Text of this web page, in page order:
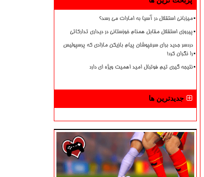
میزبانی استقلال در آسیا به امارات می رسد؟
پیروزی استقلال مقابل همنام خوزستانی در دیداری تدارکاتی
دردسر جدید برای سرخپوشان پیام بازیکن مازادی که پرسپولیس
را نگران کرد!
نتیجه گیری تیم فوتبال امید اهمیت ویژه ای دارد
جدیدترین ها